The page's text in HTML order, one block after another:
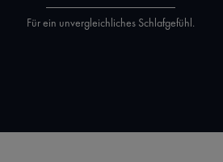
Für ein unvergleichliches Schlafgefühl.